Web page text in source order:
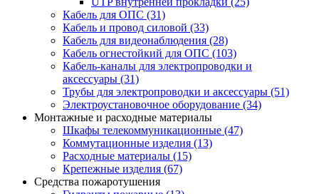
Кабель для ОПС (31)
Кабель и провод силовой (33)
Кабель для видеонаблюдения (28)
Кабель огнестойкий для ОПС (103)
Кабель-каналы для электропроводки и
аксессуары (31)
Трубы для электропроводки и аксессуары (51)
Электроустановочное оборудование (34)
Монтажные и расходные материалы
Шкафы телекоммуникационные (47)
Коммутационные изделия (13)
Расходные материалы (15)
Крепежные изделия (67)
Средства пожаротушения